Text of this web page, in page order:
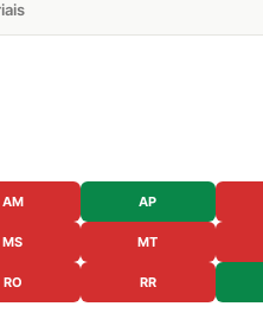
AM AP
MS MT
RO RR